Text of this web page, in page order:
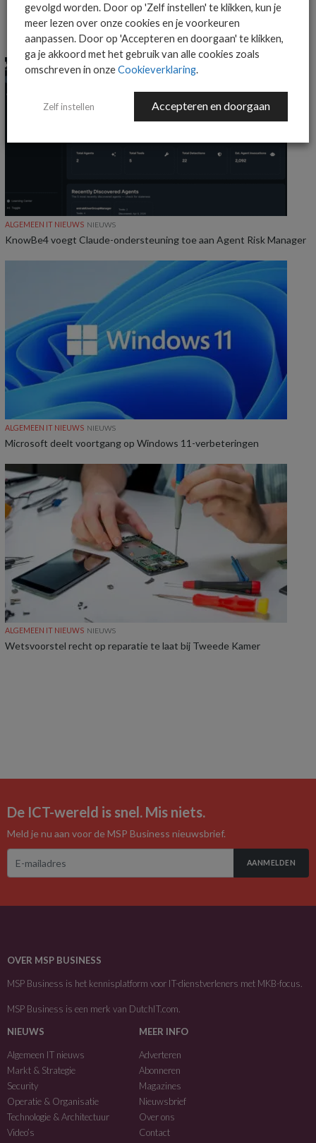
MEER ALGEMEEN IT NIEUWS NIEUWS
ALGEMEEN IT NIEUWS NIEUWS
KnowBe4 voegt Claude-ondersteuning toe aan Agent Risk Manager
ALGEMEEN IT NIEUWS NIEUWS
Microsoft deelt voortgang op Windows 11-verbeteringen
ALGEMEEN IT NIEUWS NIEUWS
Wetsvoorstel recht op reparatie te laat bij Tweede Kamer
De ICT-wereld is snel. Mis niets.
Meld je nu aan voor de MSP Business nieuwsbrief.
AANMELDEN
OVER MSP BUSINESS
MSP Business is het kennisplatform voor IT-dienstverleners met MKB-focus.
MSP Business is een merk van DutchIT.com.
NIEUWS
Algemeen IT nieuws
Markt & Strategie
Security
Operatie & Organisatie
Technologie & Architectuur
Video’s
MEER INFO
Adverteren
Abonneren
Magazines
Nieuwsbrief
Over ons
Contact
gevolgd worden. Door op 'Zelf instellen' te klikken, kun je
meer lezen over onze cookies en je voorkeuren
aanpassen. Door op 'Accepteren en doorgaan' te klikken,
ga je akkoord met het gebruik van alle cookies zoals
omschreven in onzeCookieverklaring.
Zelf instellen Accepteren en doorgaan